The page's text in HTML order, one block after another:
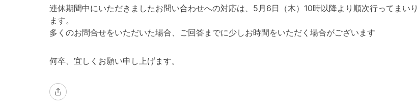
連休期間中にいただきましたお問い合わせへの対応は、5月6日（木）10時以降より順次行ってまいり
ます。
多くのお問合せをいただいた場合、ご回答までに少しお時間をいただく場合がございます
何卒、宜しくお願い申し上げます。